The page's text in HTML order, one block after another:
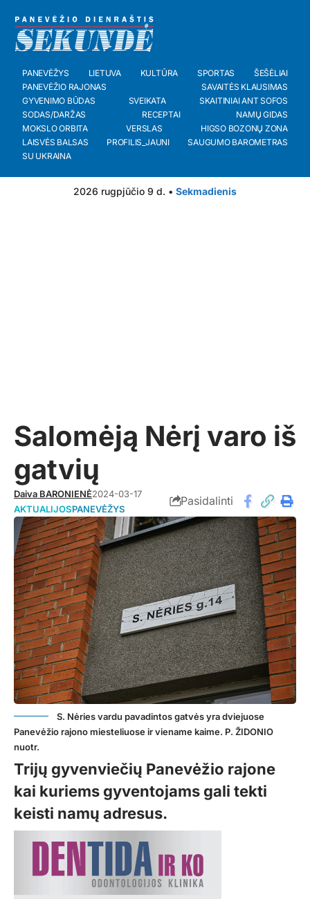
PANEVĖŽYS LIETUVA KULTŪRA SPORTAS
ŠEŠĖLIAI
PANEVĖŽIO RAJONAS
SAVAITĖS KLAUSIMAS
GYVENIMO BŪDAS
SVEIKATA
SKAITINIAI ANT SOFOS
SODAS/DARŽAS
RECEPTAI
NAMŲ GIDAS
MOKSLO ORBITA
VERSLAS
HIGSO BOZONŲ ZONA
LAISVĖS BALSAS
PROFILIS_JAUNI
SAUGUMO BAROMETRAS
SU UKRAINA
2026 rugpjūčio 9 d. • Sekmadienis
Salomėją Nėrį varo iš
gatvių
Daiva BARONIENĖ2024-03-17
AKTUALIJOSPANEVĖŽYS
Pasidalinti
S. Nėries vardu pavadintos gatvės yra dviejuose
Panevėžio rajono miesteliuose ir viename kaime. P. ŽIDONIO
nuotr.
Trijų gyvenviečių Panevėžio rajone
kai kuriems gyventojams gali tekti
keisti namų adresus.